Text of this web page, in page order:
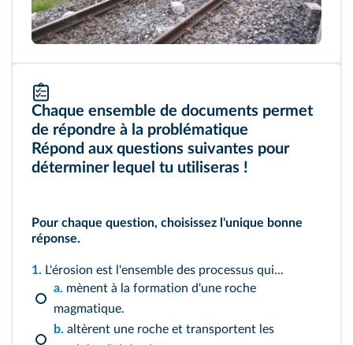
Chaque ensemble de documents permet
de répondre à la problématique
Répond aux questions suivantes pour
déterminer lequel tu utiliseras !
Pour chaque question, choisissez l'unique bonne
réponse.
1. L'érosion est l'ensemble des processus qui...
a. mènent à la formation d'une roche
magmatique.
b. altèrent une roche et transportent les